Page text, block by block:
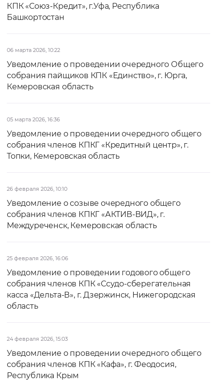
КПК «Союз-Кредит», г.Уфа, Республика
Башкортостан
06 марта 2026, 10:22
Уведомление о проведении очередного Общего
собрания пайщиков КПК «Единство», г. Юрга,
Кемеровская область
05 марта 2026, 16:36
Уведомление о проведении очередного общего
собрания членов КПКГ «Кредитный центр», г.
Топки, Кемеровская область
26 февраля 2026, 10:10
Уведомление о созыве очередного общего
собрания членов КПКГ «АКТИВ-ВИД», г.
Междуреченск, Кемеровская область
25 февраля 2026, 16:06
Уведомление о проведении годового общего
собрания членов КПК «Ссудо-сберегательная
касса «Дельта-В», г. Дзержинск, Нижегородская
область
24 февраля 2026, 15:03
Уведомление о проведении очередного общего
собрания членов КПК «Кафа», г. Феодосия,
Республика Крым